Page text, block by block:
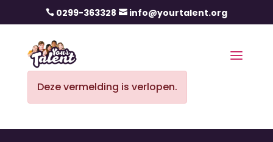
 0299-363328  info@yourtalent.org
Deze vermelding is verlopen.